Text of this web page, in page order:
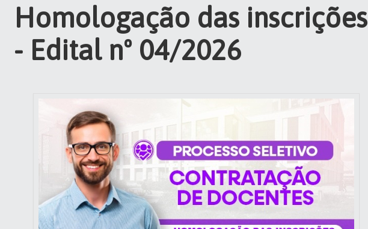
Homologação das inscrições
- Edital nº 04/2026